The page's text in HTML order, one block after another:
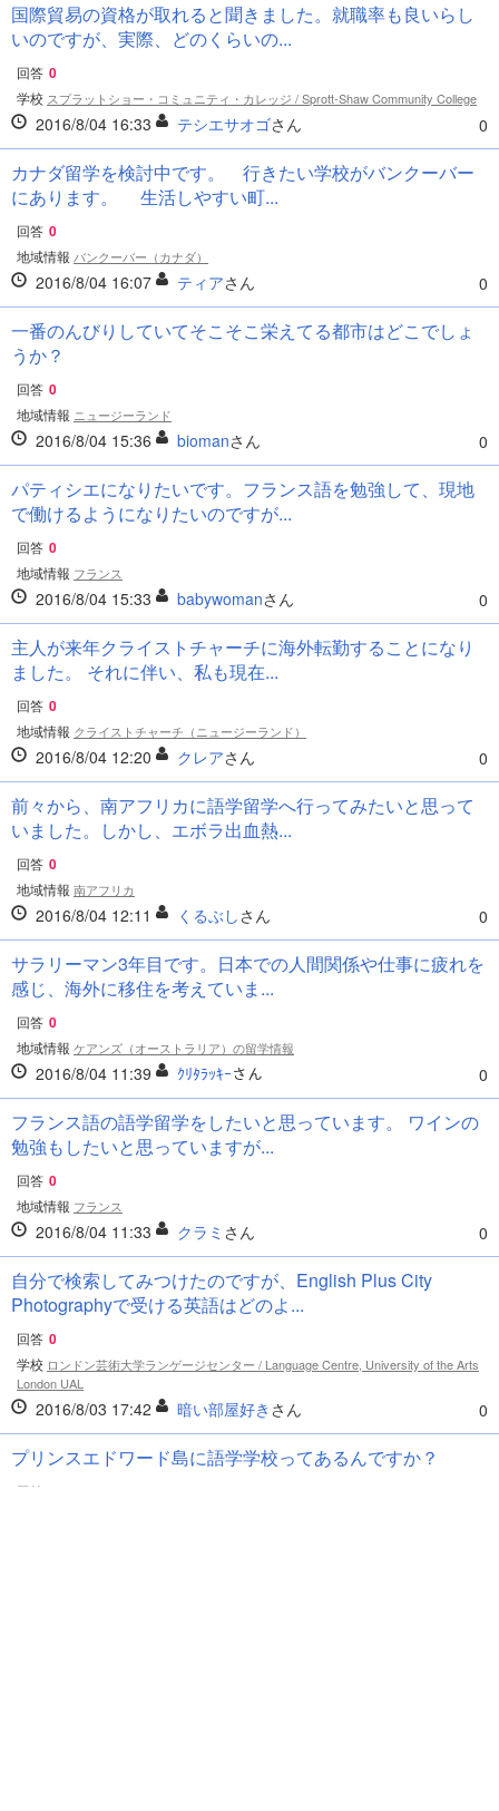
国際貿易の資格が取れると聞きました。就職率も良いらし
いのですが、実際、どのくらいの...
回答 0
学校 スプラットショー・コミュニティ・カレッジ / Sprott-Shaw Community College
2016/8/04 16:33 テシエサオゴさん 0
カナダ留学を検討中です。 行きたい学校がバンクーバー
にあります。 生活しやすい町...
回答 0
地域情報 バンクーバー（カナダ）
2016/8/04 16:07 ティアさん 0
一番のんびりしていてそこそこ栄えてる都市はどこでしょ
うか？
回答 0
地域情報 ニュージーランド
2016/8/04 15:36 biomanさん 0
パティシエになりたいです。フランス語を勉強して、現地
で働けるようになりたいのですが...
回答 0
地域情報 フランス
2016/8/04 15:33 babywomanさん 0
主人が来年クライストチャーチに海外転勤することになり
ました。 それに伴い、私も現在...
回答 0
地域情報 クライストチャーチ（ニュージーランド）
2016/8/04 12:20 クレアさん 0
前々から、南アフリカに語学留学へ行ってみたいと思って
いました。しかし、エボラ出血熱...
回答 0
地域情報 南アフリカ
2016/8/04 12:11 くるぶしさん 0
サラリーマン3年目です。日本での人間関係や仕事に疲れを
感じ、海外に移住を考えていま...
回答 0
地域情報 ケアンズ（オーストラリア）の留学情報
2016/8/04 11:39 ｸﾘﾀﾗｯｷｰさん 0
フランス語の語学留学をしたいと思っています。 ワインの
勉強もしたいと思っていますが...
回答 0
地域情報 フランス
2016/8/04 11:33 クラミ さん 0
自分で検索してみつけたのですが、English Plus City
Photographyで受ける英語はどのよ...
回答 0
学校 ロンドン芸術大学ランゲージセンター / Language Centre, University of the Arts
London UAL
2016/8/03 17:42 暗い部屋好き さん 0
プリンスエドワード島に語学学校ってあるんですか？
回答